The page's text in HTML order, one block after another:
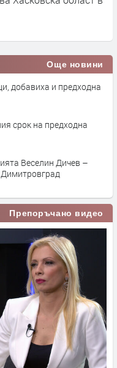
Още новини
добавиха и предходна
срок на предходна
Веселин Дичев –
Препоръчано видео